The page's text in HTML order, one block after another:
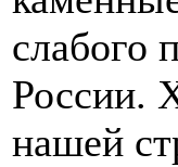
слабого
России.
нашей